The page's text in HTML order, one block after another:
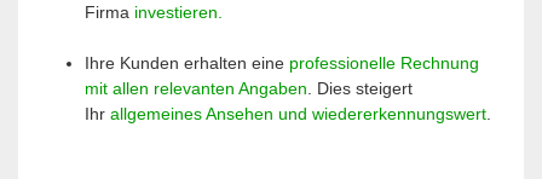
Firma investieren.
Ihre Kunden erhalten eine professionelle Rechnung
mit allen relevanten Angaben. Dies steigert
Ihr allgemeines Ansehen und wiedererkennungswert.